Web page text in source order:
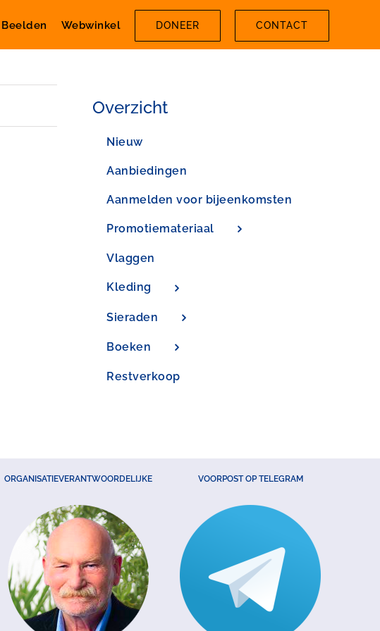
Beelden Webwinkel DONEER CONTACT
Overzicht
Nieuw
Aanbiedingen
Aanmelden voor bijeenkomsten
Promotiemateriaal
Vlaggen
Kleding
Sieraden
Boeken
Restverkoop
ORGANISATIEVERANTWOORDELIJKE VOORPOST OP TELEGRAM